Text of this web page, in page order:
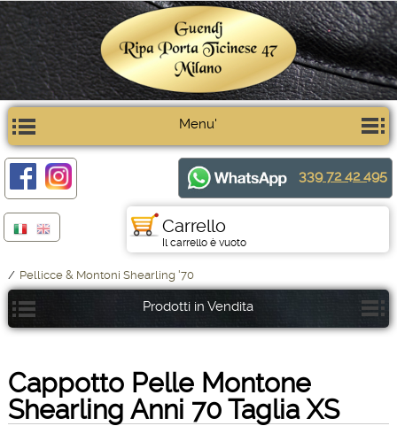
Menu'
339 72 42 495
Carrello
Il carrello è vuoto
/ Pellicce & Montoni Shearling '70
Prodotti in Vendita
Cappotto Pelle Montone
Shearling Anni 70 Taglia XS